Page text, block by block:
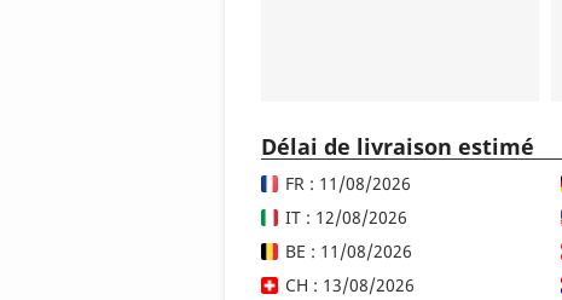
Délai de livraison estimé
FR : 11/08/2026
IT : 12/08/2026
BE : 11/08/2026
CH : 13/08/2026